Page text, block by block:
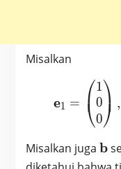
Misalkan
e1 = ⎝
⎜
⎛1
0
0⎠
⎟
⎞ ,
Misalkan juga b